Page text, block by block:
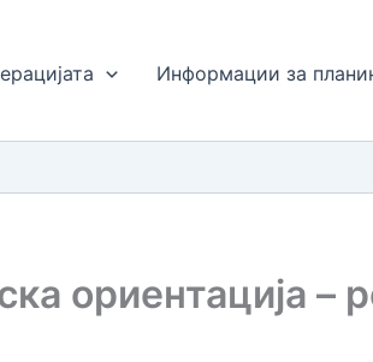
Информации за
ориентација –